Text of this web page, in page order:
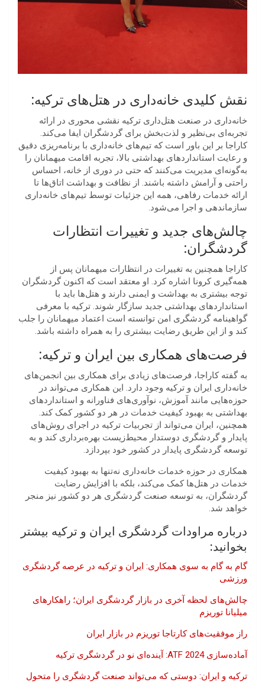
نقش کلیدی خانه‌داری در هتل‌های ترکیه:
خانه‌داری در صنعت هتل‌داری ترکیه نقشی محوری در ارائه
تجربه‌ای بی‌نظیر و لذت‌بخش برای گردشگران ایفا می‌کند.
کاراجا بر این باور است که تیم‌های خانه‌داری با برنامه‌ریزی دقیق
و رعایت استانداردهای بهداشتی بالا، تجربه اقامت میهمانان را
به‌گونه‌ای مدیریت می‌کنند که حتی در دوری از خانه، احساس
راحتی و آرامش داشته باشند. از نظافت و بهداشت اتاق‌ها تا
ارائه خدمات رفاهی، همه این جزئیات توسط تیم‌های خانه‌داری
سازماندهی و اجرا می‌شود.
چالش‌های جدید و تغییرات انتظارات
گردشگران:
کاراجا همچنین به تغییرات در انتظارات میهمانان پس از
همه‌گیری کرونا اشاره کرد. او معتقد است که اکنون گردشگران
توجه بیشتری به بهداشت و ایمنی دارند و هتل‌ها باید با
استانداردهای بهداشتی جدید سازگار شوند. ترکیه با معرفی
گواهینامه گردشگری امن توانسته است اعتماد میهمانان را جلب
کند و از این طریق رضایت بیشتری را به همراه داشته باشد.
فرصت‌های همکاری بین ایران و ترکیه:
به گفته کاراجا، فرصت‌های زیادی برای همکاری بین انجمن‌های
خانه‌داری ایران و ترکیه وجود دارد. این همکاری می‌تواند در
حوزه‌هایی مانند آموزش، نوآوری‌های فناورانه و استانداردهای
بهداشتی به بهبود کیفیت خدمات در هر دو کشور کمک کند.
همچنین، ایران می‌تواند از تجربیات ترکیه در اجرای روش‌های
پایدار و گردشگری دوستدار محیط‌زیست بهره‌برداری کند و به
توسعه گردشگری پایدار در کشور خود بپردازد.
همکاری در حوزه خدمات خانه‌داری نه‌تنها به بهبود کیفیت
خدمات در هتل‌ها کمک می‌کند، بلکه با افزایش رضایت
گردشگران، به توسعه صنعت گردشگری هر دو کشور نیز منجر
خواهد شد.
درباره مراودات گردشگری ایران و ترکیه بیشتر
بخوانید:
گام به گام به سوی همکاری: ایران و ترکیه در عرصه گردشگری
ورزشی
چالش‌های لحظه آخری در بازار گردشگری ایران؛ راهکارهای
میلیانا توریزم
راز موفقیت‌های کارتاجا توریزم در بازار ایران
آماده‌سازی ATF 2024: آینده‌ای نو در گردشگری ترکیه
ترکیه و ایران: دوستی که می‌تواند صنعت گردشگری را متحول